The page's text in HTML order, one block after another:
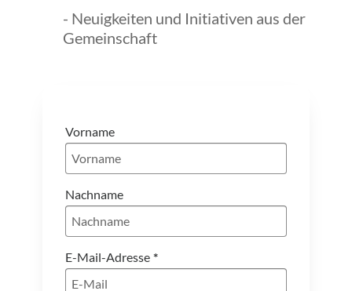
- Neuigkeiten und Initiativen aus der
Gemeinschaft
Vorname
Nachname
E-Mail-Adresse